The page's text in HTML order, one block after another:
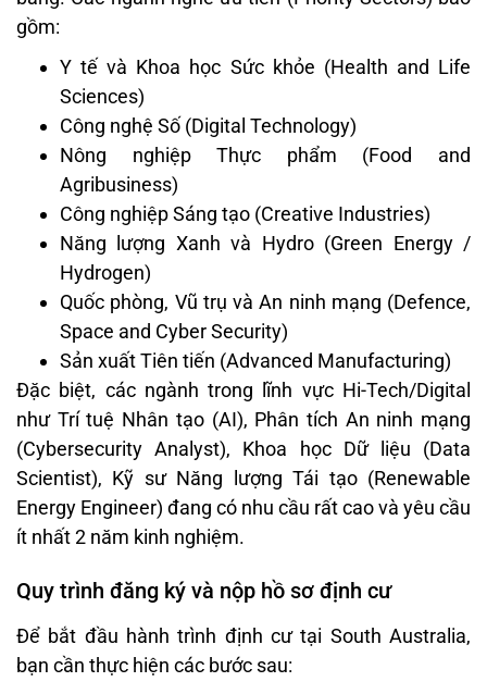
gồm:
Y tế và Khoa học Sức khỏe (Health and Life
Sciences)
Công nghệ Số (Digital Technology)
Nông nghiệp Thực phẩm (Food and
Agribusiness)
Công nghiệp Sáng tạo (Creative Industries)
Năng lượng Xanh và Hydro (Green Energy /
Hydrogen)
Quốc phòng, Vũ trụ và An ninh mạng (Defence,
Space and Cyber Security)
Sản xuất Tiên tiến (Advanced Manufacturing)
Đặc biệt, các ngành trong lĩnh vực Hi-Tech/Digital
như Trí tuệ Nhân tạo (AI), Phân tích An ninh mạng
(Cybersecurity Analyst), Khoa học Dữ liệu (Data
Scientist), Kỹ sư Năng lượng Tái tạo (Renewable
Energy Engineer) đang có nhu cầu rất cao và yêu cầu
ít nhất 2 năm kinh nghiệm.
Quy trình đăng ký và nộp hồ sơ định cư
Để bắt đầu hành trình định cư tại South Australia,
bạn cần thực hiện các bước sau: